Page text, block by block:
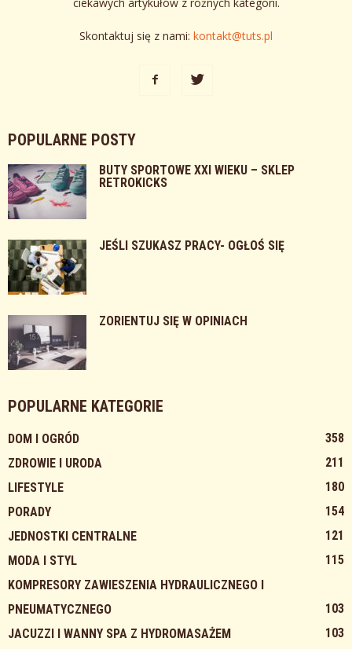
ciekawych artykułów z różnych kategorii.
Skontaktuj się z nami: kontakt@tuts.pl
POPULARNE POSTY
BUTY SPORTOWE XXI WIEKU – SKLEP
RETROKICKS
JEŚLI SZUKASZ PRACY- OGŁOŚ SIĘ
ZORIENTUJ SIĘ W OPINIACH
POPULARNE KATEGORIE
DOM I OGRÓD
358
ZDROWIE I URODA
211
LIFESTYLE
180
PORADY
154
JEDNOSTKI CENTRALNE
121
MODA I STYL
115
KOMPRESORY ZAWIESZENIA HYDRAULICZNEGO I
PNEUMATYCZNEGO
103
JACUZZI I WANNY SPA Z HYDROMASAŻEM
103